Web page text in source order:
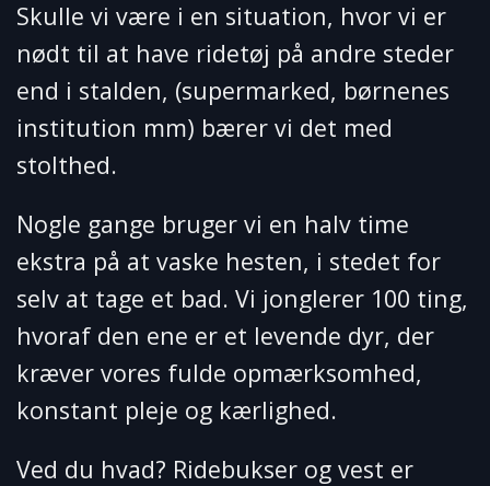
Skulle vi være i en situation, hvor vi er
nødt til at have ridetøj på andre steder
end i stalden, (supermarked, børnenes
institution mm) bærer vi det med
stolthed.
Nogle gange bruger vi en halv time
ekstra på at vaske hesten, i stedet for
selv at tage et bad. Vi jonglerer 100 ting,
hvoraf den ene er et levende dyr, der
kræver vores fulde opmærksomhed,
konstant pleje og kærlighed.
Ved du hvad? Ridebukser og vest er